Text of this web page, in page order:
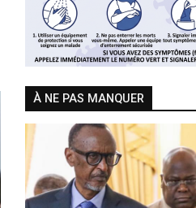
À NE PAS MANQUER